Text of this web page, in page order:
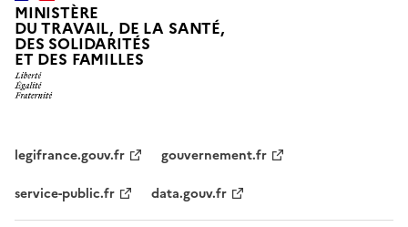
MINISTÈRE
DU TRAVAIL, DE LA SANTÉ,
DES SOLIDARITÉS
ET DES FAMILLES
legifrance.gouv.fr
gouvernement.fr
service-public.fr
data.gouv.fr